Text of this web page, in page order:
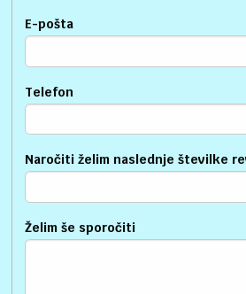
E-pošta
Telefon
Naročiti želim naslednje številke
Želim še sporočiti